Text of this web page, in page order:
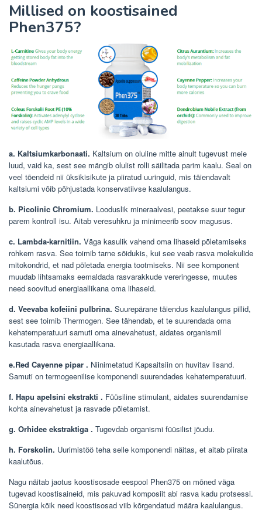
Millised on koostisained
Phen375?
a. Kaltsiumkarbonaati. Kaltsium on oluline mitte ainult tugevust meie
luud, vaid ka, sest see mängib olulist rolli säilitada parim kaalu. Seal on
veel tõendeid nii üksikisikute ja piiratud uuringuid, mis täiendavalt
kaltsiumi võib põhjustada konservatiivse kaalulangus.
b. Picolinic Chromium. Looduslik mineraalvesi, peetakse suur tegur
parem kontroll isu. Aitab veresuhkru ja minimeerib soov magusus.
c. Lambda-karnitiin. Väga kasulik vahend oma lihaseid põletamiseks
rohkem rasva. See toimib tarne sõidukis, kui see veab rasva molekulide
mitokondrid, et nad põletada energia tootmiseks. Nii see komponent
muudab lihtsamaks eemaldada rasvarakkude vereringesse, muutes
need soovitud energiaallikana oma lihaseid.
d. Veevaba kofeiini pulbrina. Suurepärane täiendus kaalulangus pillid,
sest see toimib Thermogen. See tähendab, et te suurendada oma
kehatemperatuuri samuti oma ainevahetust, aidates organismil
kasutada rasva energiaallikana.
e.Red Cayenne pipar . Niinimetatud Kapsaitsiin on huvitav lisand.
Samuti on termogeenilise komponendi suurendades kehatemperatuuri.
f. Hapu apelsini ekstrakti . Füüsiline stimulant, aidates suurendamise
kohta ainevahetust ja rasvade põletamist.
g. Orhidee ekstraktiga . Tugevdab organismi füüsilist jõudu.
h. Forskolin. Uurimistöö teha selle komponendi näitas, et aitab piirata
kaalutõus.
Nagu näitab jaotus koostisosade eespool Phen375 on mõned väga
tugevad koostisaineid, mis pakuvad komposiit abi rasva kadu protsessi.
Sünergia kõik need koostisosad viib kõrgendatud määra kaalulangus.